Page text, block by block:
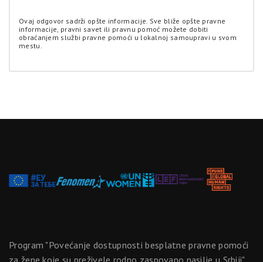
Ovaj odgovor sadrži opšte informacije. Sve bliže opšte pravne
informacije, pravni savet ili pravnu pomoć možete dobiti
obraćanjem službi pravne pomoći u lokalnoj samoupravi u svom
mestu.
Program "Povećanje dostupnosti besplatne pravne pomoći
za žene koje su preživele rodno zasnovano nasilje u Srbiji"